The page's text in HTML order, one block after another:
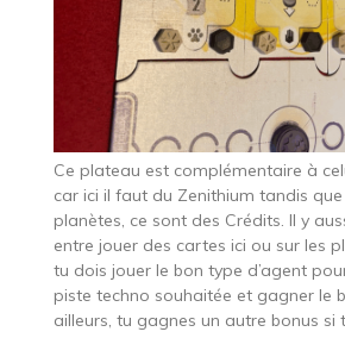
Ce plateau est complémentaire à
car ici il faut du Zenithium tandis
planètes, ce sont des Crédits. Il y
entre jouer des cartes ici ou sur les
tu dois jouer le bon type d’agent
piste techno souhaitée et gagner le
ailleurs, tu gagnes un autre bonus si